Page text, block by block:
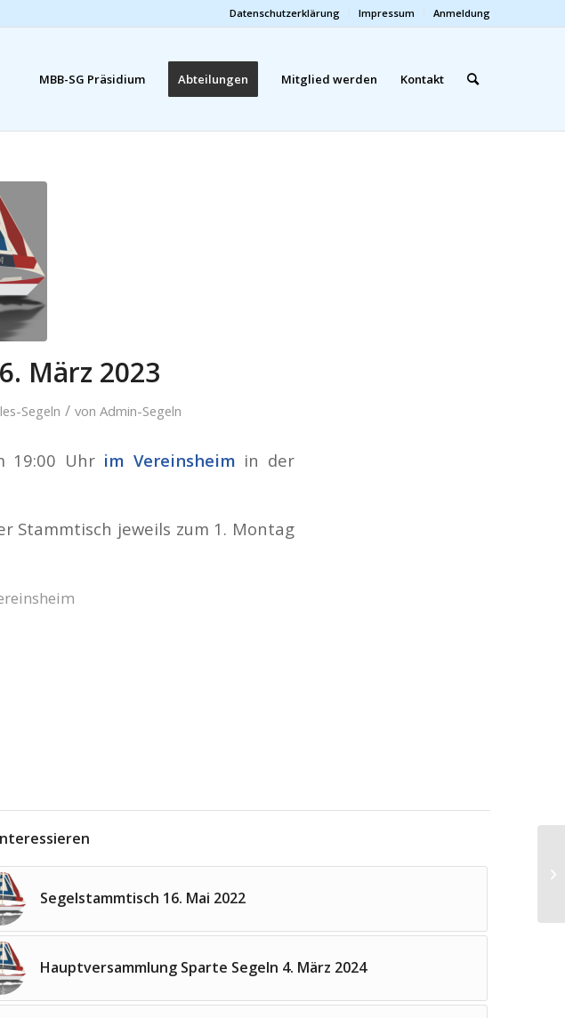
Datenschutzerklärung Impressum Anmeldung
MBB-SG Präsidium Abteilungen Mitglied werden Kontakt
März 2023
Segeln / vonAdmin-Segeln
19:00 Uhr im Vereinsheim in der
Stammtisch jeweils zum 1. Montag
Segelstammtisch 16. Mai 2022
Hauptversammlung Sparte Segeln 4. März 2024